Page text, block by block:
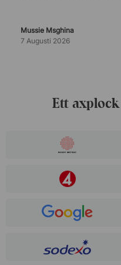
Mussie Msghina
7 Augusti 2026
Ett